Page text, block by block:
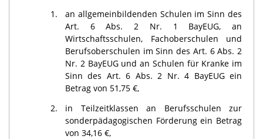
1.
an allgemeinbildenden Schulen im Sinn des
Art. 6 Abs. 2 Nr. 1 BayEUG, an
Wirtschaftsschulen, Fachober­schulen und
Berufsoberschulen im Sinn des Art. 6 Abs. 2
Nr. 2 BayEUG und an Schulen für Kranke im
Sinn des Art. 6 Abs. 2 Nr. 4 BayEUG ein
Betrag von 51,75 €,
2.
in Teilzeitklassen an Berufsschulen zur
sonderpädagogischen Förderung ein Betrag
von 34,16 €,